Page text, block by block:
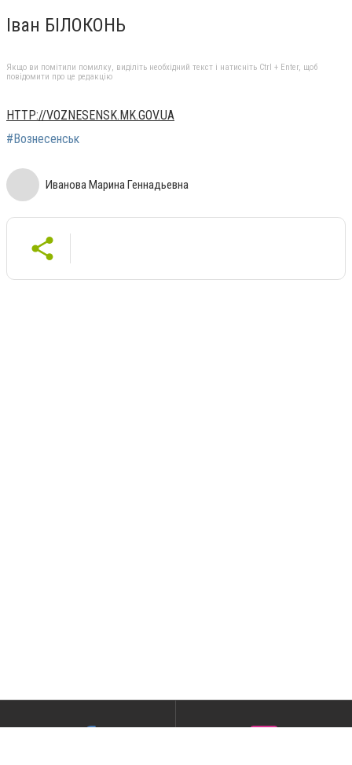
Іван БІЛОКОНЬ
Якщо ви помітили помилку, виділіть необхідний текст і натисніть Ctrl + Enter, щоб
повідомити про це редакцію
HTTP://VOZNESENSK.MK.GOV.UA
#Вознесенськ
Иванова Марина Геннадьевна